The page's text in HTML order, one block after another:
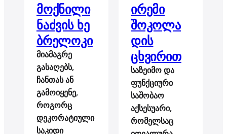
მოქნილი
ნაძვის ხე
ბრელოკი
მიამაგრე
გასაღებს,
ჩანთას ან
გამოიყენე,
როგორც
დეკორატიული
საკიდი
ირემი
შოკოლა
დის
ცხვირით
საზეიმო და
ფუნქციური
საშობაო
აქსესუარი,
რომელსაც